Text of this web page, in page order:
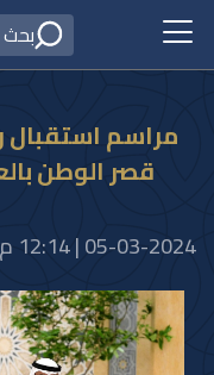
مراسم استقبال
قصر الوطن
05-03-2024 | 12:14 م